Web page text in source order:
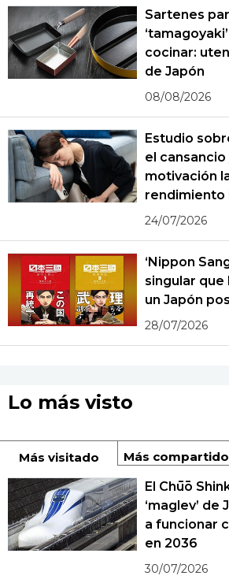
Sartenes
cocinar:
de Japón
08/08/2026
Estudio
el
motivación
rendimiento
24/07/2026
‘Nippon
singular que
un Japón
28/07/2026
Lo más visto
Más visitado Más compartido
El Chūō
‘maglev’ de
a funcionar
en 2036
30/07/2026